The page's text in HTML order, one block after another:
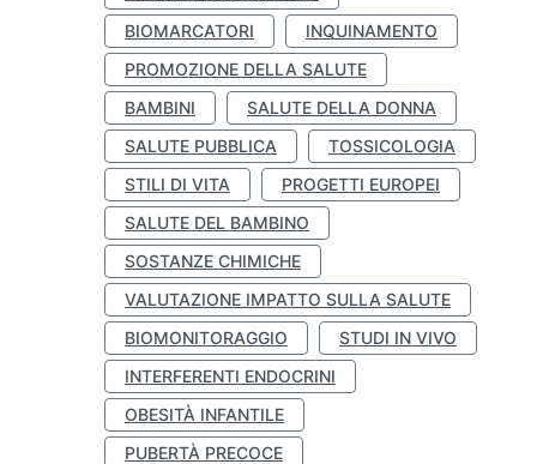
BIOMARCATORI
INQUINAMENTO
PROMOZIONE DELLA SALUTE
BAMBINI
SALUTE DELLA DONNA
SALUTE PUBBLICA
TOSSICOLOGIA
STILI DI VITA
PROGETTI EUROPEI
SALUTE DEL BAMBINO
SOSTANZE CHIMICHE
VALUTAZIONE IMPATTO SULLA SALUTE
BIOMONITORAGGIO
STUDI IN VIVO
INTERFERENTI ENDOCRINI
OBESITÀ INFANTILE
PUBERTÀ PRECOCE